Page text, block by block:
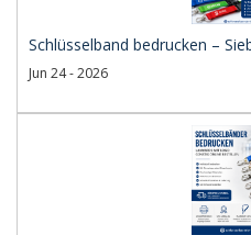
Schlüsselband bedrucken –
Jun 24 - 2026